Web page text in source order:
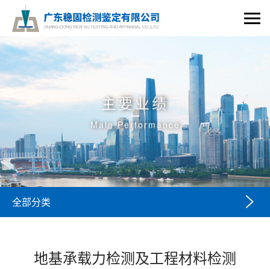
主要业绩
Main Performance
全部分类 
地基承载力检测及工程材料检测